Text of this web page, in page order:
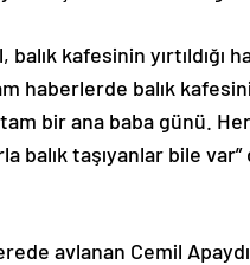
kafesinin yırtıldığı
haberlerde balık
bir ana baba günü.
balık taşıyanlar bile var”
avlanan Cemil